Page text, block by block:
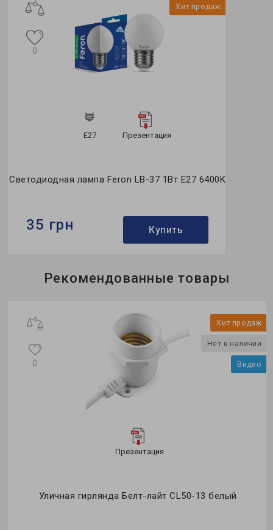
Хит продаж
Е27 Презентация
Светодиодная лампа Feron LB-37 1Вт E27 6400K
0
35 грн Купить
Бренд:Feron
G-тип
Рекомендованные товары
Хит продаж
Нет в наличии
Видео
Презентация
Уличная гирлянда Белт-лайт CL50-13 белый
0